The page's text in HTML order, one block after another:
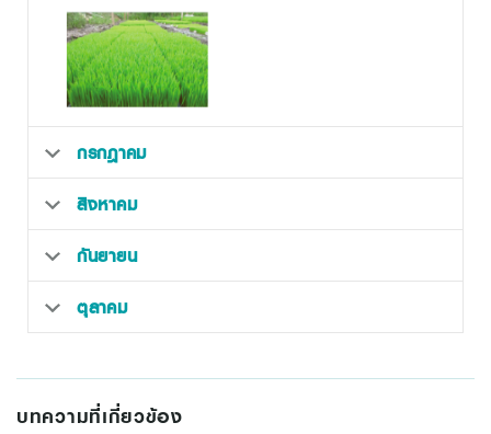
กรกฎาคม
สิงหาคม
กันยายน
ตุลาคม
บทความที่เกี่ยวข้อง